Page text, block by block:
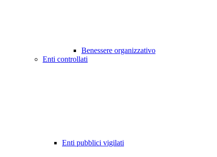
Benessere organizzativo
Enti controllati
Enti pubblici vigilati